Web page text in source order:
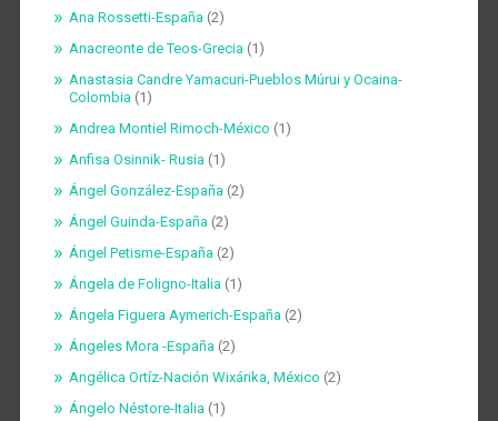
Ana Rossetti-España(2)
Anacreonte de Teos-Grecia(1)
Anastasia Candre Yamacuri-Pueblos Múrui y Ocaina-
Colombia(1)
Andrea Montiel Rimoch-México (1)
Anfisa Osinnik- Rusia(1)
Ángel González-España(2)
Ángel Guinda-España(2)
Ángel Petisme-España(2)
Ángela de Foligno-Italia(1)
Ángela Figuera Aymerich-España(2)
Ángeles Mora -España(2)
Angélica Ortíz-Nación Wixárika, México (2)
Ángelo Néstore-Italia(1)